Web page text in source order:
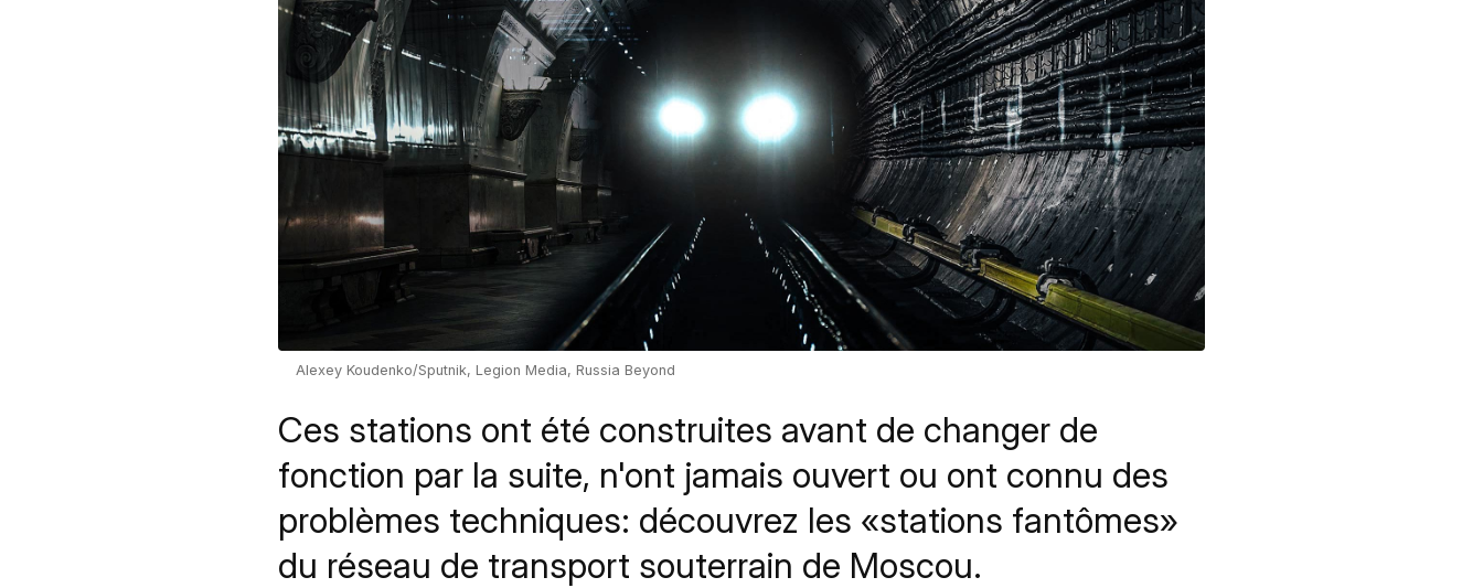
Alexey Koudenko/Sputnik, Legion Media, Russia Beyond
Ces stations ont été construites avant de changer de
fonction par la suite, n'ont jamais ouvert ou ont connu des
problèmes techniques: découvrez les «stations fantômes»
du réseau de transport souterrain de Moscou.